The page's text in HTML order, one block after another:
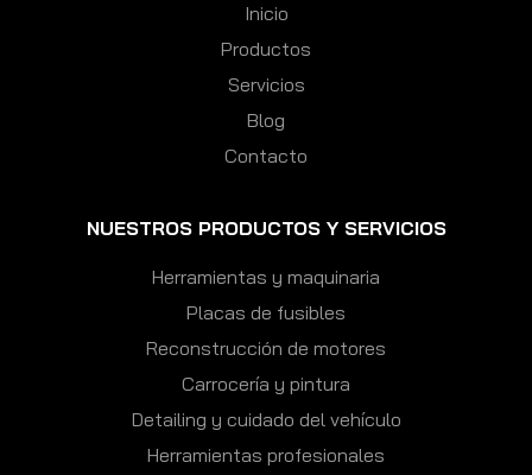
Inicio
Productos
Servicios
Blog
Contacto
NUESTROS PRODUCTOS Y SERVICIOS
Herramientas y maquinaria
Placas de fusibles
Reconstrucción de motores
Carrocería y pintura
Detailing y cuidado del vehículo
Herramientas profesionales